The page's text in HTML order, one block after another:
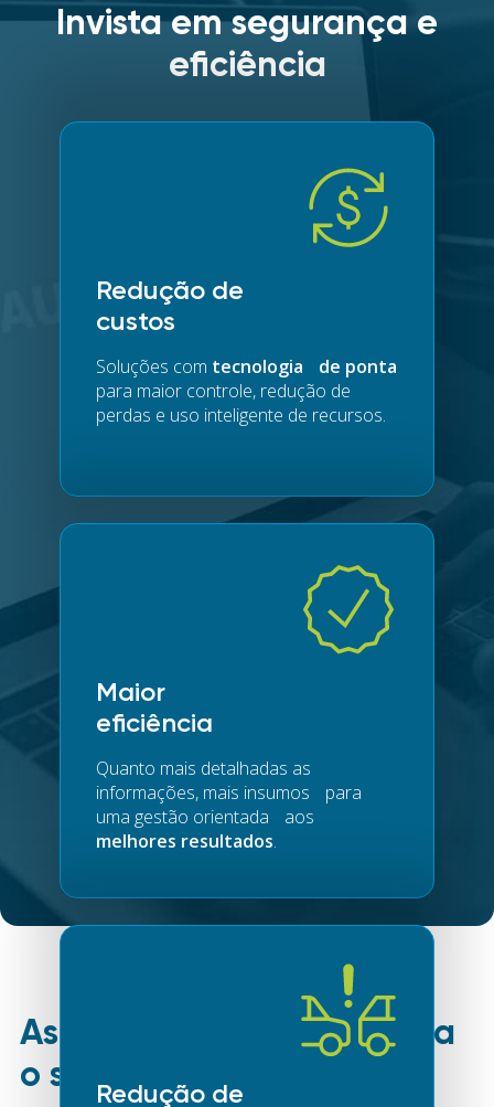
Invista em segurança e
eficiência
Redução de
custos
Soluções com tecnologia de ponta
para maior controle, redução de
perdas e uso inteligente de recursos.
Maior
eficiência
Quanto mais detalhadas as
informações, mais insumos para
uma gestão orientada aos
melhores resultados.
Redução de
As melhores soluções para
o seu segmento